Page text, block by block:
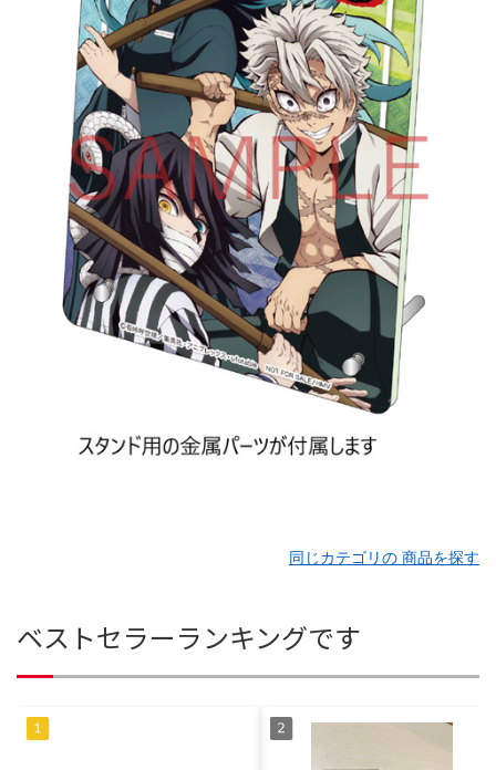
同じカテゴリの 商品を探す
ベストセラーランキングです